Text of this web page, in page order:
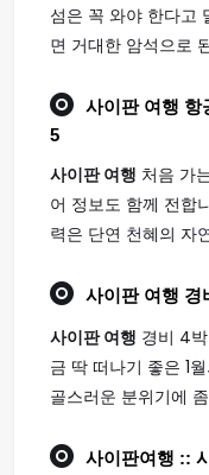
섬은 꼭 와야 한다고
면 거대한 암석으로
사이판 여행 항
5
사이판 여행 처음 가
어 정보도 함께 전합
력은 단연 천혜의 자
사이판 여행 경
사이판 여행 경비 4
금 딱 떠나기 좋은 1
골스러운 분위기에
사이판여행 ::